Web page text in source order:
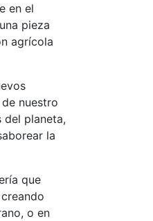
en el
pieza
agrícola
nuestro
del planeta,
la
que
o en